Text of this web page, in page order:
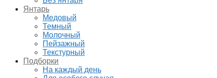
Янтарь
Медовый
Темный
Молочный
Пейзажный
Текстурный
Подборки
На каждый день